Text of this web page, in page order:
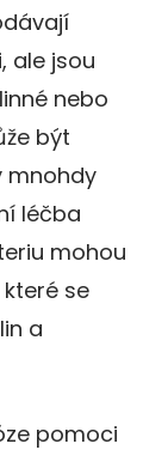
ale jsou
nebo
být
mnohdy
léčba
mohou
se
a
pomoci